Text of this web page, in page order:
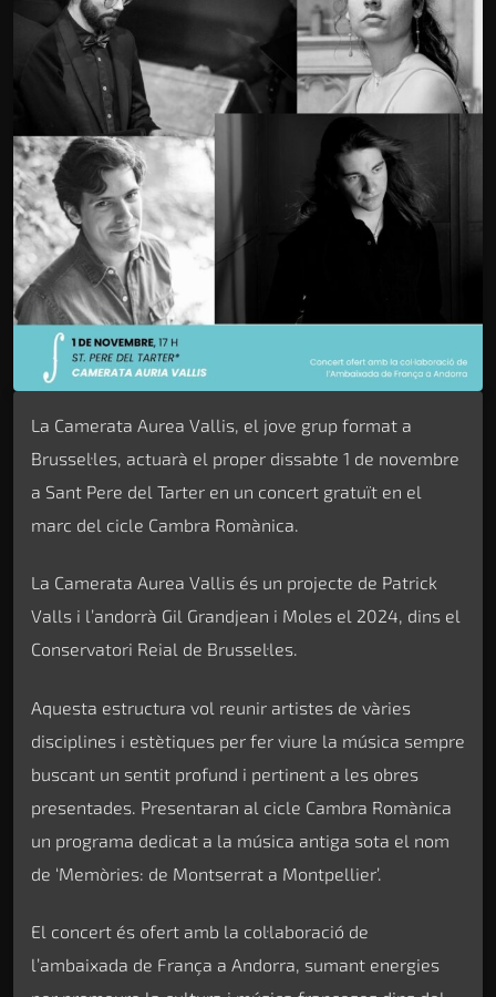
La Camerata Aurea Vallis, el jove grup format a
Brussel·les, actuarà el proper dissabte 1 de novembre
a Sant Pere del Tarter en un concert gratuït en el
marc del cicle Cambra Romànica.
La Camerata Aurea Vallis és un projecte de Patrick
Valls i l’andorrà Gil Grandjean i Moles el 2024, dins el
Conservatori Reial de Brussel·les.
Aquesta estructura vol reunir artistes de vàries
disciplines i estètiques per fer viure la música sempre
buscant un sentit profund i pertinent a les obres
presentades. Presentaran al cicle Cambra Romànica
un programa dedicat a la música antiga sota el nom
de ‘Memòries: de Montserrat a Montpellier’.
El concert és ofert amb la col·laboració de
l’ambaixada de França a Andorra, sumant energies